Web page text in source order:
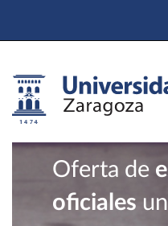
Oferta de
oficiales